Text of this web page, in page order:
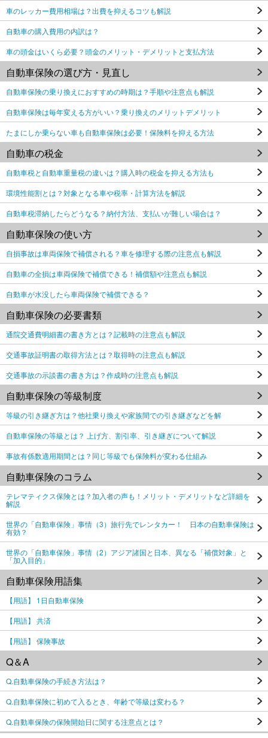
車のレッカー費用相場は？出費を抑えるコツも解説
自動車の購入費用の内訳は？
車の頭金はいくら必要？頭金のメリット・デメリットと支払方法
自動車保険の選び方・見直し
自動車保険の乗り換えにおすすめの時期は？手順や注意点も解説
自動車保険は毎年変える方がいい？乗り換えのメリットデメリット
たまにしか乗らない車も自動車保険は必要！保険料を抑える方法
自動車の税金
自動車税と自動車重量税の違いは？購入時の税金を抑える方法も
環境性能割とは？対象となる車や税率・計算方法を解説
自動車税滞納したらどうなる？納付方法、支払いが難しい場合は？
自動車保険の使い方
自損事故は車両保険で補償される？車を修理する際の注意点も解説
自動車の全損は車両保険で補償できる！補償額や注意点も解説
自動車が水没したら車両保険で補償できる？
自動車保険の必要書類
通院交通費明細書の書き方とは？記載時の注意点も解説
交通事故証明書の取得方法とは？取得時の注意点も解説
交通事故の示談書の書き方は？作成時の注意点も解説
自動車保険の等級制度
等級の引き継ぎ方は？他社乗り換えや家族間での引き継ぎなどを解
自動車保険の等級とは？ 上げ方、割引率、引き継ぎについて解説
事故有係数適用期間とは？同じ等級でも保険料が変わる仕組み
自動車保険のコラム
テレマティクス保険とは？加入者の声も！メリット・デメリットなど詳細を
解説
世界の「自動車保険」事情（3）旅行先でレンタカー！ 日本の自動車保険は
有効？
世界の「自動車保険」事情（2）アジア諸国と日本、異なる「補償対象」と
「加入目的」
自動車保険用語集
【用語】 1日自動車保険
【用語】 共済
【用語】 保険事故
Q＆A
Q.自動車保険の手続き方法は？
Q.自動車保険に初めて入るとき、年齢で等級は変わる？
Q.自動車保険の保険開始日に関する注意点とは？